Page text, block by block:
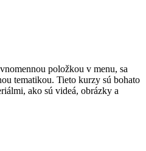
položkou v menu, sa
tematikou. Tieto kurzy sú bohato
ako sú videá, obrázky a